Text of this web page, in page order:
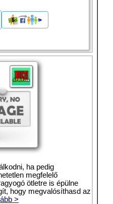
ha pedig
megfelelő
ötletre is épülne
hogy megvalósíthasd az
>